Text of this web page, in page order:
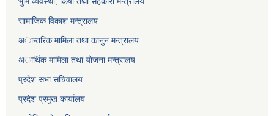
सामाजिक विकाश मन्त्रालय
अान्तरिक मामिला तथा कानुन मन्त्रालय
अार्थिक मामिला तथा याेजना मन्त्रालय
प्रदेश सभा सचिवालय
प्रदेश प्रमुख कार्यालय